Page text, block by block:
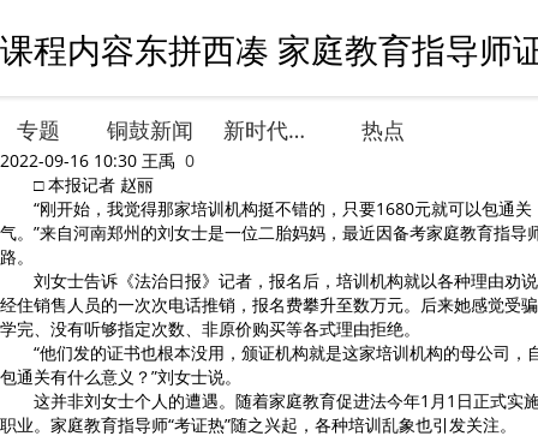
课程内容东拼西凑 家庭教育指导师
专题 铜鼓新闻 新时代文明实践 热点
2022-09-16 10:30 王禹 0
□ 本报记者 赵丽
“刚开始，我觉得那家培训机构挺不错的，只要1680元就可以包通关
气。”来自河南郑州的刘女士是一位二胎妈妈，最近因备考家庭教育指导
路。
刘女士告诉《法治日报》记者，报名后，培训机构就以各种理由劝
经住销售人员的一次次电话推销，报名费攀升至数万元。后来她感觉受
学完、没有听够指定次数、非原价购买等各式理由拒绝。
“他们发的证书也根本没用，颁证机构就是这家培训机构的母公司，
包通关有什么意义？”刘女士说。
这并非刘女士个人的遭遇。随着家庭教育促进法今年1月1日正式实
职业。家庭教育指导师“考证热”随之兴起，各种培训乱象也引发关注。